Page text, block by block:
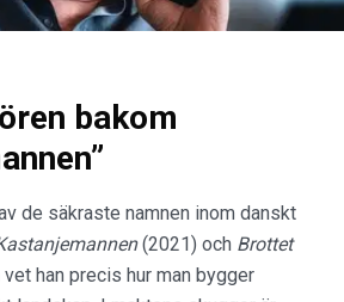
bakom
de säkraste namnen inom danskt
(2021) och Brottet
han precis hur man bygger